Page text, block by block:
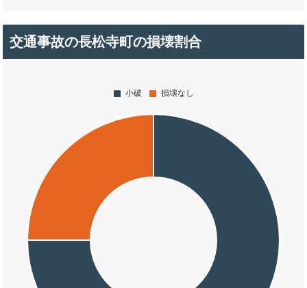
交通事故の長松寺町の損壊割合